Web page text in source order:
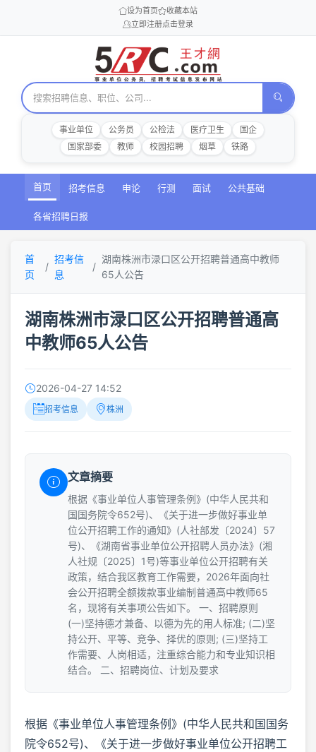
设为首页
收藏本站
立即注册点击登录
事业单位 公务员 公检法 医疗卫生
国企
国家部委
教师 校园招聘 烟草 铁路
首页 招考信息 申论 行测 面试 公共基础
各省招聘日报
首
页
招考信
息
湖南株洲市渌口区公开招聘普通高中教师
65人公告
湖南株洲市渌口区公开招聘普通高
中教师65人公告
2026-04-27 14:52
招考信息 株洲
文章摘要
根据《事业单位人事管理条例》(中华人民共和
国国务院令652号)、《关于进一步做好事业单
位公开招聘工作的通知》(人社部发〔2024〕57
号)、《湖南省事业单位公开招聘人员办法》(湘
人社规〔2025〕1号)等事业单位公开招聘有关
政策，结合我区教育工作需要，2026年面向社
会公开招聘全额拨款事业编制普通高中教师65
名，现将有关事项公告如下。 一、招聘原则
(一)坚持德才兼备、以德为先的用人标准; (二)坚
持公开、平等、竞争、择优的原则; (三)坚持工
作需要、人岗相适，注重综合能力和专业知识相
结合。 二、招聘岗位、计划及要求
根据《事业单位人事管理条例》(中华人民共和国国务
院令652号)、《关于进一步做好事业单位公开招聘工